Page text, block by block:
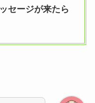
セージが来たら